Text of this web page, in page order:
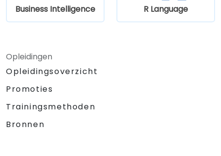
Business Intelligence R Language
Opleidingen
Opleidingsoverzicht
Promoties
Trainingsmethoden
Bronnen